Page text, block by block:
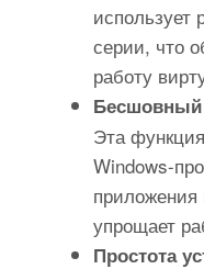
использует
серии, что
работу
Бесшовный
Эта
Windows-
приложения
упрощает
Простота